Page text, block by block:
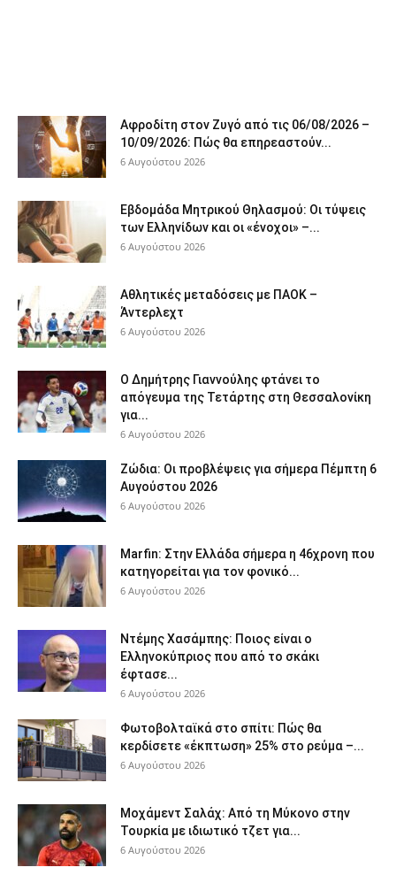
Αφροδίτη στον Ζυγό από τις 06/08/2026 –
10/09/2026: Πώς θα επηρεαστούν...
6 Αυγούστου 2026
Εβδομάδα Μητρικού Θηλασμού: Οι τύψεις
των Ελληνίδων και οι «ένοχοι» –...
6 Αυγούστου 2026
Αθλητικές μεταδόσεις με ΠΑΟΚ –
Άντερλεχτ
6 Αυγούστου 2026
Ο Δημήτρης Γιαννούλης φτάνει το
απόγευμα της Τετάρτης στη Θεσσαλονίκη
για...
6 Αυγούστου 2026
Ζώδια: Οι προβλέψεις για σήμερα Πέμπτη 6
Αυγούστου 2026
6 Αυγούστου 2026
Marfin: Στην Ελλάδα σήμερα η 46χρονη που
κατηγορείται για τον φονικό...
6 Αυγούστου 2026
Ντέμης Χασάμπης: Ποιος είναι ο
Ελληνοκύπριος που από το σκάκι
έφτασε...
6 Αυγούστου 2026
Φωτοβολταϊκά στο σπίτι: Πώς θα
κερδίσετε «έκπτωση» 25% στο ρεύμα –...
6 Αυγούστου 2026
Μοχάμεντ Σαλάχ: Από τη Μύκονο στην
Τουρκία με ιδιωτικό τζετ για...
6 Αυγούστου 2026